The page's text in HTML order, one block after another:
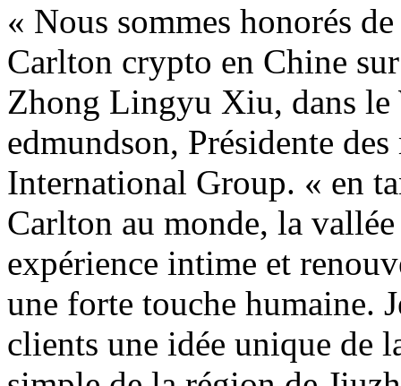
« Nous sommes honorés
Carlton crypto en Chine
Zhong Lingyu Xiu, dans le
edmundson, Présidente
International Group. « en
Carlton au monde, la
expérience intime et
une forte touche humaine.
clients une idée unique de